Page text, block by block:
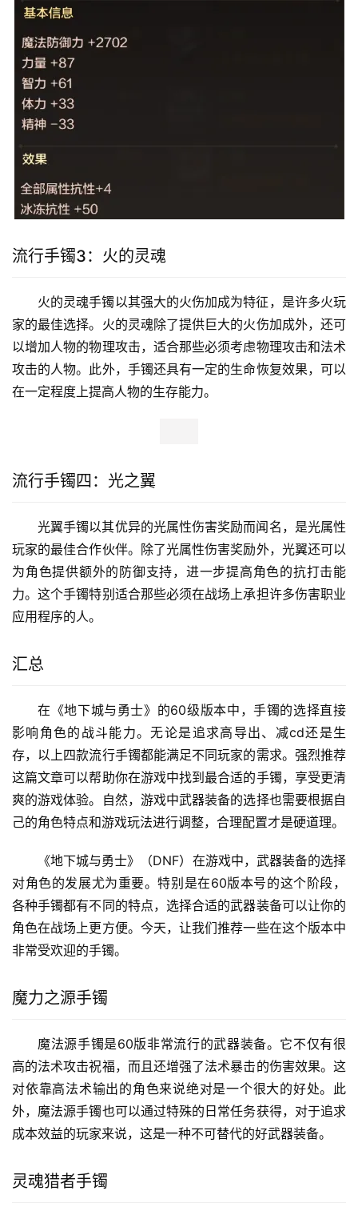
流行手镯3：火的灵魂
火的灵魂手镯以其强大的火伤加成为特征，是许多火玩
家的最佳选择。火的灵魂除了提供巨大的火伤加成外，还可
以增加人物的物理攻击，适合那些必须考虑物理攻击和法术
攻击的人物。此外，手镯还具有一定的生命恢复效果，可以
在一定程度上提高人物的生存能力。
流行手镯四：光之翼
光翼手镯以其优异的光属性伤害奖励而闻名，是光属性
玩家的最佳合作伙伴。除了光属性伤害奖励外，光翼还可以
为角色提供额外的防御支持，进一步提高角色的抗打击能
力。这个手镯特别适合那些必须在战场上承担许多伤害职业
应用程序的人。
在《地下城与勇士》的60级版本中，手镯的选择直接
影响角色的战斗能力。无论是追求高导出、减cd还是生
存，以上四款流行手镯都能满足不同玩家的需求。强烈推荐
这篇文章可以帮助你在游戏中找到最合适的手镯，享受更清
己的角色特点和游戏玩法进行调整，合理配置才是硬道理。
《地下城与勇士》（DNF）在游戏中，武器装备的选择
对角色的发展尤为重要。特别是在60版本号的这个阶段，
各种手镯都有不同的特点，选择合适的武器装备可以让你的
角色在战场上更方便。今天，让我们推荐一些在这个版本中
非常受欢迎的手镯。
魔力之源手镯